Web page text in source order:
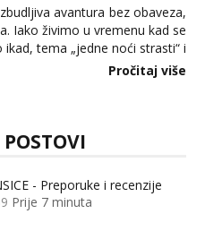
avantura bez obaveza,
Iako živimo u vremenu kad se
tema „jedne noći strasti“ i
Što zapravo misle žene, a što
Pročitaj više
- Preporuke i recenzije
Prije 7 minuta